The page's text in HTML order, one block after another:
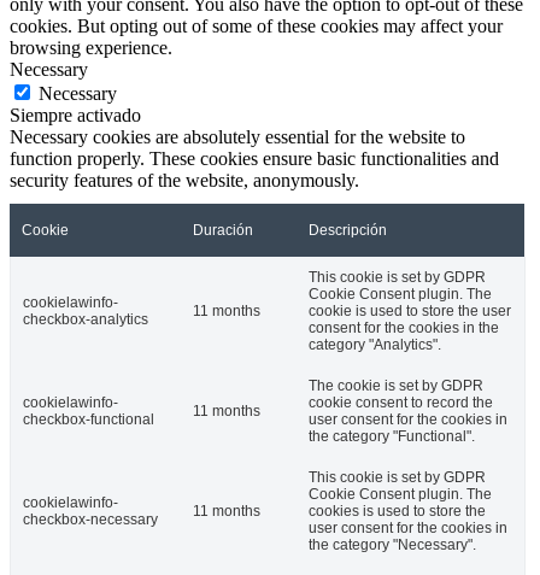
cookies. But opting out of some of these cookies may affect your
browsing experience.
Necessary
Necessary
Siempre activado
Necessary cookies are absolutely essential for the website to
function properly. These cookies ensure basic functionalities and
security features of the website, anonymously.
Cookie Duración Descripción
cookielawinfo-
checkbox-analytics
11 months
This cookie is set by GDPR
Cookie Consent plugin. The
cookie is used to store the user
consent for the cookies in the
category "Analytics".
cookielawinfo-
checkbox-functional
11 months
The cookie is set by GDPR
cookie consent to record the
user consent for the cookies in
the category "Functional".
cookielawinfo-
checkbox-necessary
11 months
This cookie is set by GDPR
Cookie Consent plugin. The
cookies is used to store the
user consent for the cookies in
the category "Necessary".